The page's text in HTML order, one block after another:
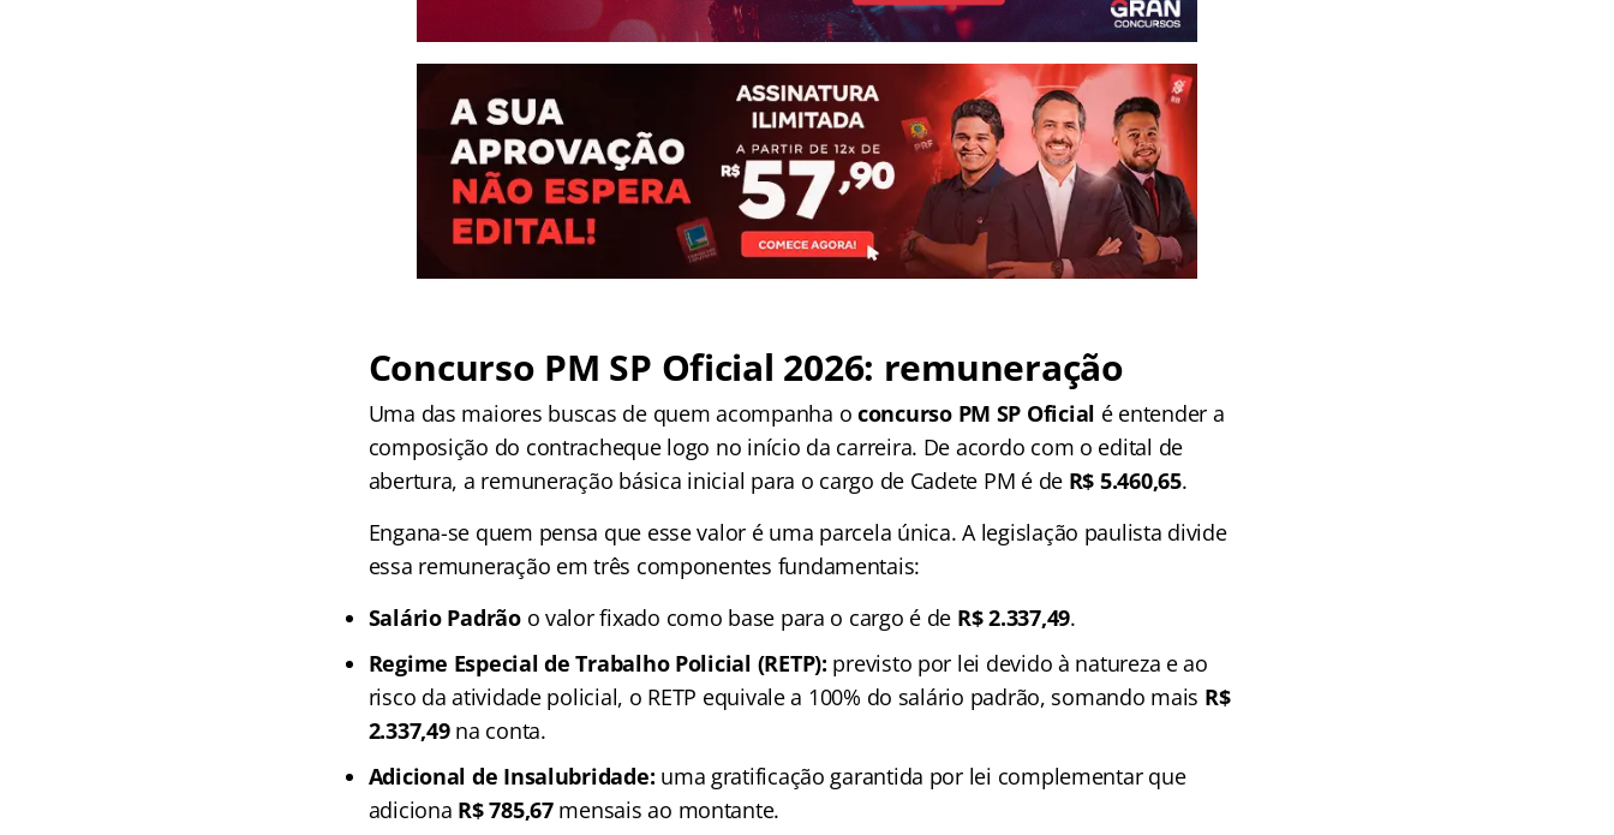
Concurso PM SP Oficial 2026: remuneração
Uma das maiores buscas de quem acompanha o concurso PM SP Oficial é entender a
composição do contracheque logo no início da carreira. De acordo com o edital de
abertura, a remuneração básica inicial para o cargo de Cadete PM é de R$ 5.460,65.
Engana-se quem pensa que esse valor é uma parcela única. A legislação paulista divide
essa remuneração em três componentes fundamentais:
Salário Padrãoo valor fixado como base para o cargo é de R$ 2.337,49.
Regime Especial de Trabalho Policial (RETP): previsto por lei devido à natureza e ao
risco da atividade policial, o RETP equivale a 100% do salário padrão, somando mais R$
2.337,49na conta.
Adicional de Insalubridade: uma gratificação garantida por lei complementar que
adiciona R$ 785,67mensais ao montante.